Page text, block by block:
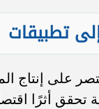
تطبيقات
على إنتاج
تحقق أثرًا